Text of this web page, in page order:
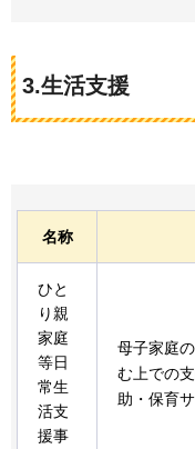
3.生活支援
名称
ひと
り親
家庭
等日
常生
活支
援事
母子家庭
む上での
助・保育